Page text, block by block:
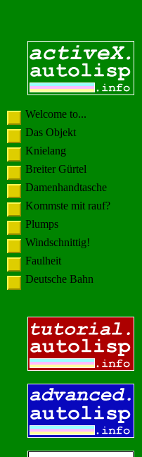
Welcome to...
Das Objekt
Knielang
Breiter Gürtel
Damenhandtasche
Kommste mit rauf?
Plumps
Windschnittig!
Faulheit
Deutsche Bahn